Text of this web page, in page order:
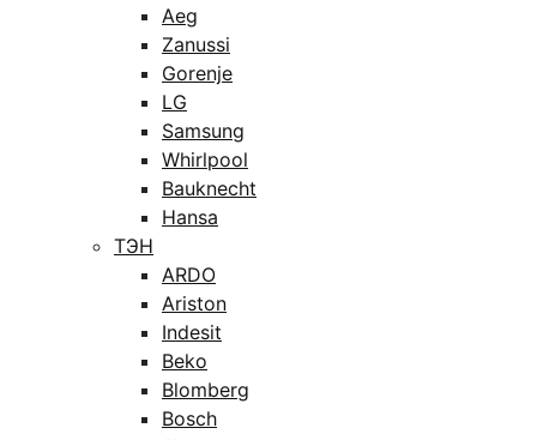
Aeg
Zanussi
Gorenje
LG
Samsung
Whirlpool
Bauknecht
Hansa
ТЭН
ARDO
Ariston
Indesit
Beko
Blomberg
Bosch